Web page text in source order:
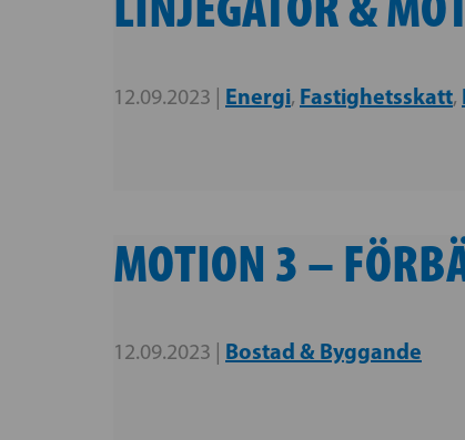
12.09.2023 | Energi, Fastighetsskatt,
MOTION 3 –
12.09.2023 | Bostad & Byggande